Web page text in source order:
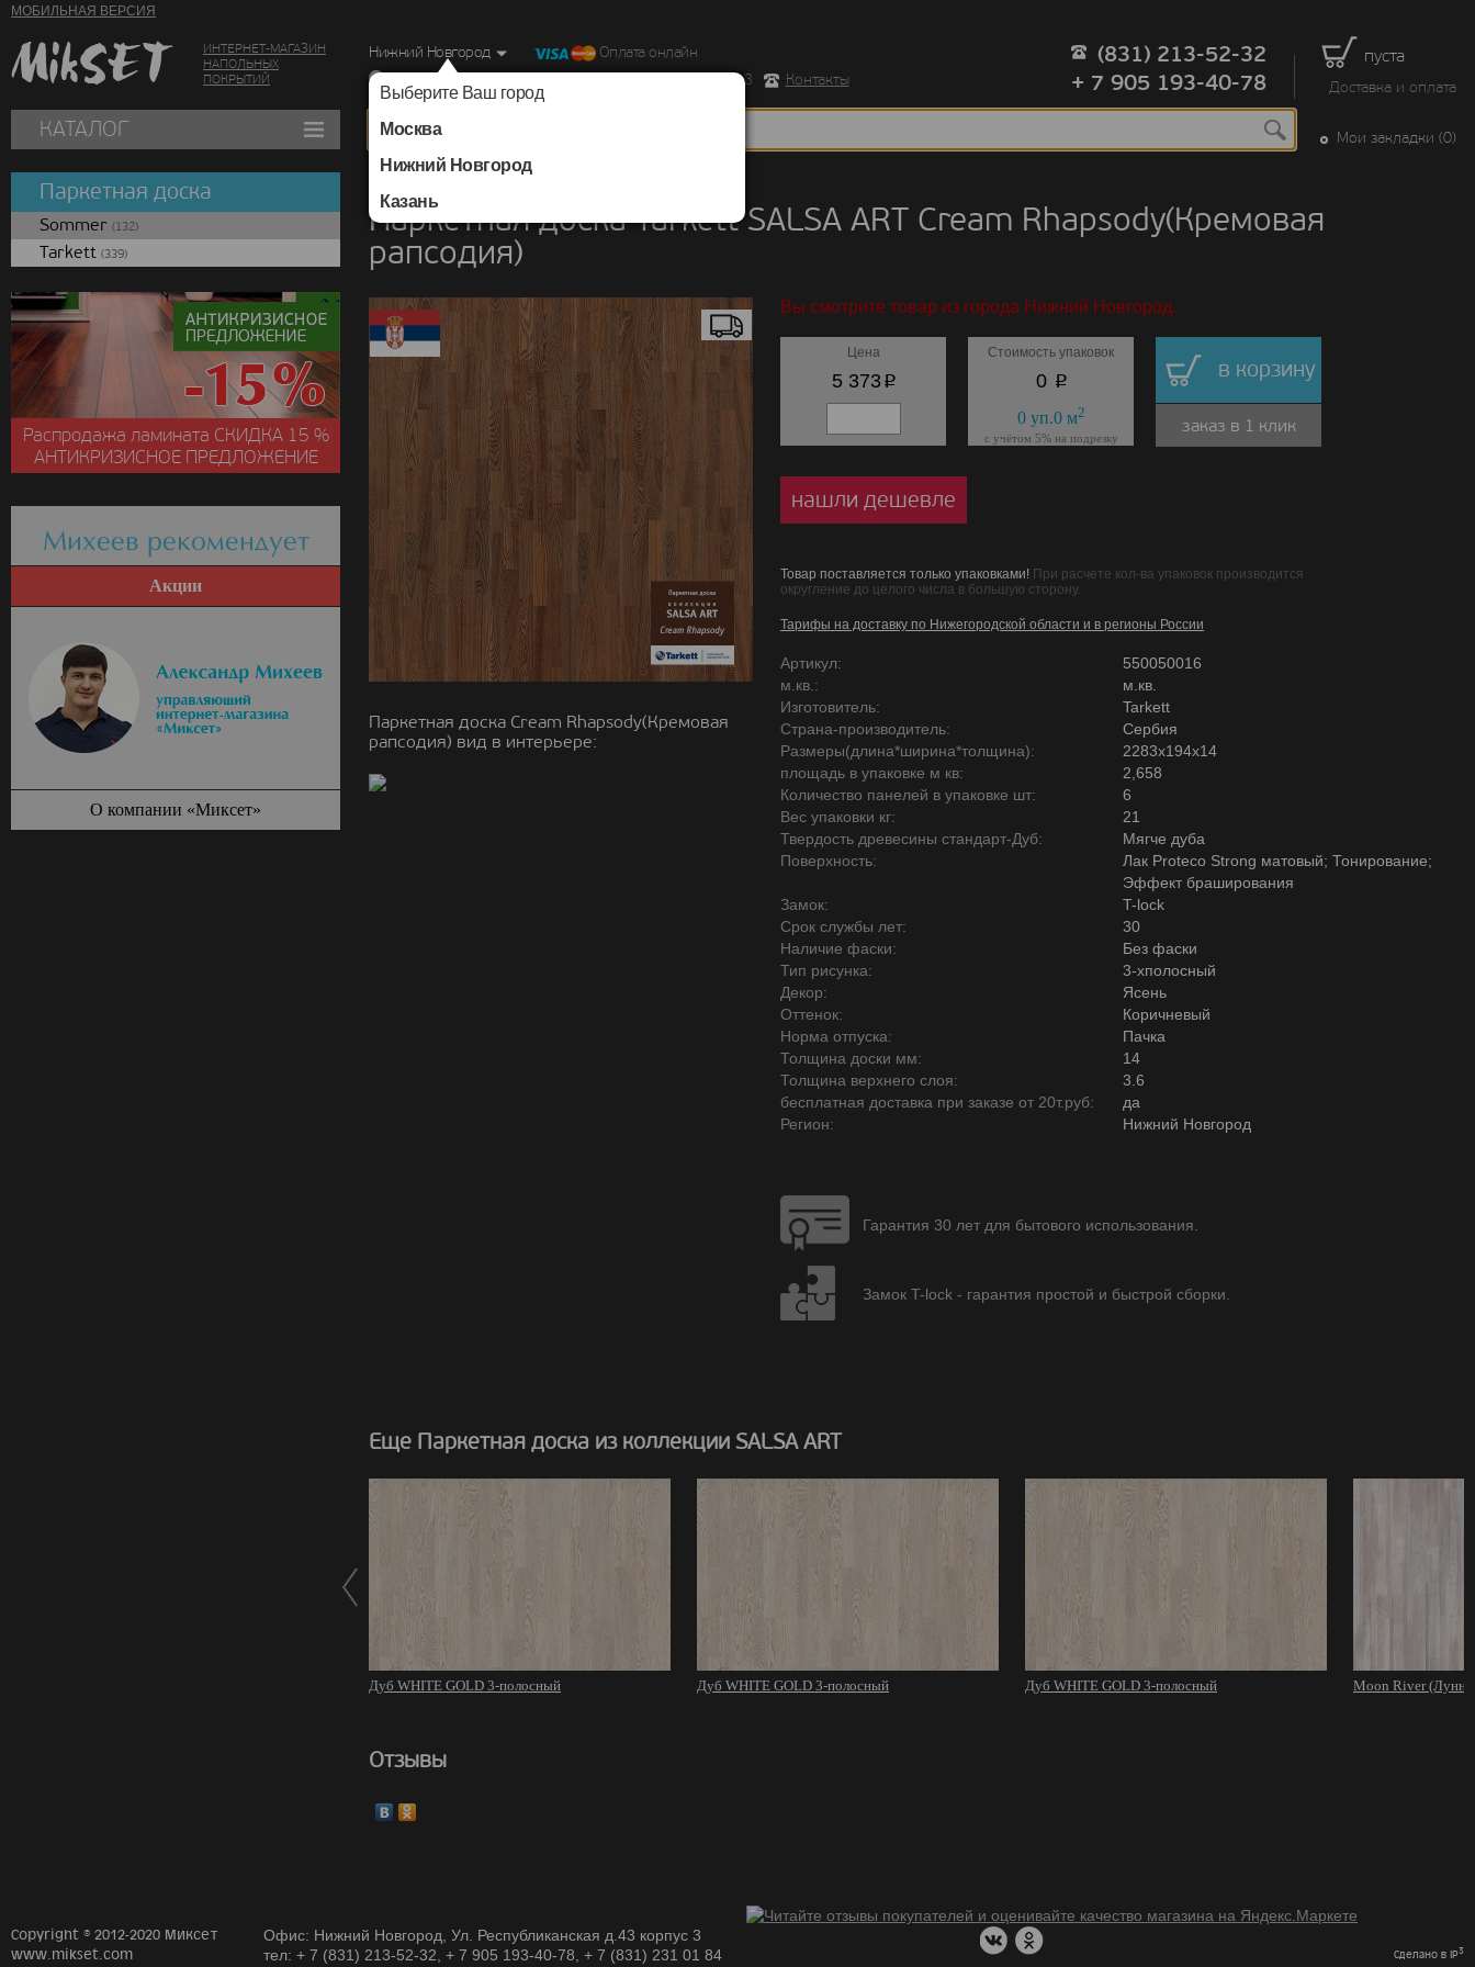
МОБИЛЬНАЯ ВЕРСИЯ
ИНТЕРНЕТ-МАГАЗИН
НАПОЛЬНЫХ
ПОКРЫТИЙ
пуста
Доставка и оплата
Нижний Новгород
Выберите Ваш город
Москва
Нижний Новгород
Казань
Оплата онлайн
г. Нижний Новгород, Ул. Республиканская д.43 корпус 3
Контакты
(831) 213-52-32
+ 7 905 193-40-78
КАТАЛОГ Мои закладки (0)
Паркетная доска Tarkett SALSA ART Cream Rhapsody(Кремовая
рапсодия)
Паркетная доска Cream Rhapsody(Кремовая
рапсодия) вид в интерьере:
Вы смотрите товар из города Нижний Новгород.
Цена
5 373 p
Стоимость упаковок
0 p
0уп.0м2
с учётом 5% на подрезку
в корзину
заказ в 1 клик
нашли дешевле
Товар поставляется только упаковками! При расчете кол-ва упаковок производится
округление до целого числа в большую сторону.
Тарифы на доставку по Нижегородской области и в регионы России
Артикул:
550050016
м.кв.:
м.кв.
Изготовитель:
Tarkett
Страна-производитель:
Сербия
Размеры(длина*ширина*толщина):
2283х194х14
площадь в упаковке м кв:
2,658
Количество панелей в упаковке шт:
6
Вес упаковки кг:
21
Твердость древесины стандарт-Дуб:
Мягче дуба
Поверхность:
Лак Proteco Strong матовый; Тонирование;
Эффект браширования
Замок:
T-lock
Срок службы лет:
30
Наличие фаски:
Без фаски
Тип рисунка:
3-хполосный
Декор:
Ясень
Оттенок:
Коричневый
Норма отпуска:
Пачка
Толщина доски мм:
14
Толщина верхнего слоя:
3.6
бесплатная доставка при заказе от 20т.руб:
да
Регион:
Нижний Новгород
Гарантия 30 лет для бытового использования.
Замок T-lock - гарантия простой и быстрой сборки.
Еще Паркетная доска из коллекции SALSA ART
Дуб WHITE GOLD 3-полосный Дуб WHITE GOLD 3-полосный Дуб WHITE GOLD 3-полосный Moon River
Отзывы
Паркетная доска
Sommer (132)
Tarkett (339)
Распродажа ламината СКИДКА15 %
АНТИКРИЗИСНОЕ ПРЕДЛОЖЕНИЕ
Михеев рекомендует
Акции
О компании «Миксет»
Copyright © 2012-2020 Миксет
www.mikset.com
Офис: Нижний Новгород, Ул. Республиканская д.43 корпус 3
тел: + 7 (831) 213-52-32, + 7 905 193-40-78, + 7 (831) 231 01 84
Сделано в IP3